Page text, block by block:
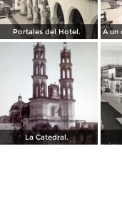
Portales del Hotel.
La Catedral.